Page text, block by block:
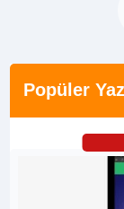
Popüler